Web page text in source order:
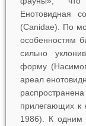
Енотовидная
(Canidae). По
особенностям
сильно
форму
ареал
прилегающих к
1986). К одним